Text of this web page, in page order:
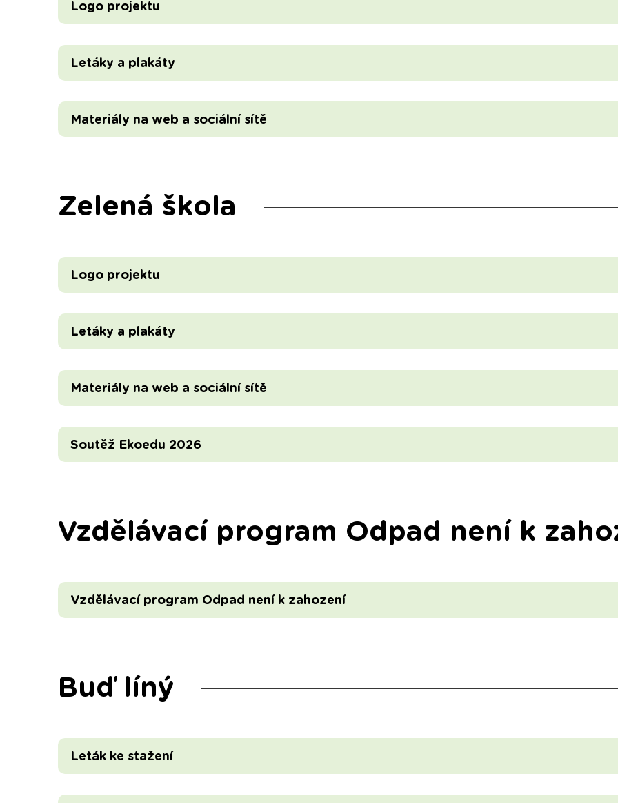
Logo projektu
Letáky a plakáty
Materiály na web a sociální sítě
Zelená škola
Logo projektu
Letáky a plakáty
Materiály na web a sociální sítě
Soutěž Ekoedu 2026
Vzdělávací program Odpad není k
Vzdělávací program Odpad není k zahození
Buď líný
Leták ke stažení